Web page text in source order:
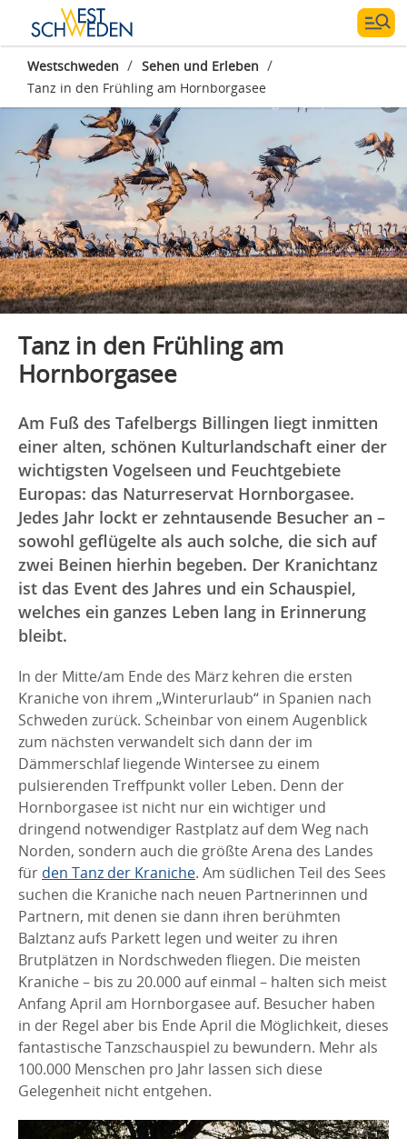
Westschweden / Sehen und Erleben /
Tanz in den Frühling am Hornborgasee
Tanz in den Frühling am
Hornborgasee
Am Fuß des Tafelbergs Billingen liegt inmitten
einer alten, schönen Kulturlandschaft einer der
wichtigsten Vogelseen und Feuchtgebiete
Europas: das Naturreservat Hornborgasee.
Jedes Jahr lockt er zehntausende Besucher an –
sowohl geflügelte als auch solche, die sich auf
zwei Beinen hierhin begeben. Der Kranichtanz
ist das Event des Jahres und ein Schauspiel,
welches ein ganzes Leben lang in Erinnerung
bleibt.
In der Mitte/am Ende des März kehren die ersten
Kraniche von ihrem „Winterurlaub“ in Spanien nach
Schweden zurück. Scheinbar von einem Augenblick
zum nächsten verwandelt sich dann der im
Dämmerschlaf liegende Wintersee zu einem
pulsierenden Treffpunkt voller Leben. Denn der
Hornborgasee ist nicht nur ein wichtiger und
dringend notwendiger Rastplatz auf dem Weg nach
Norden, sondern auch die größte Arena des Landes
für den Tanz der Kraniche. Am südlichen Teil des Sees
suchen die Kraniche nach neuen Partnerinnen und
Partnern, mit denen sie dann ihren berühmten
Balztanz aufs Parkett legen und weiter zu ihren
Brutplätzen in Nordschweden fliegen. Die meisten
Kraniche – bis zu 20.000 auf einmal – halten sich meist
Anfang April am Hornborgasee auf. Besucher haben
in der Regel aber bis Ende April die Möglichkeit, dieses
fantastische Tanzschauspiel zu bewundern. Mehr als
100.000 Menschen pro Jahr lassen sich diese
Gelegenheit nicht entgehen.